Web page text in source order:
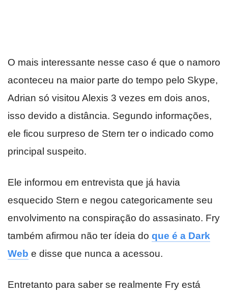
O mais interessante nesse caso é que o namoro
aconteceu na maior parte do tempo pelo Skype,
Adrian só visitou Alexis 3 vezes em dois anos,
isso devido a distância. Segundo informações,
ele ficou surpreso de Stern ter o indicado como
principal suspeito.
Ele informou em entrevista que já havia
esquecido Stern e negou categoricamente seu
envolvimento na conspiração do assasinato. Fry
também afirmou não ter ídeia do que é a Dark
Web e disse que nunca a acessou.
Entretanto para saber se realmente Fry está